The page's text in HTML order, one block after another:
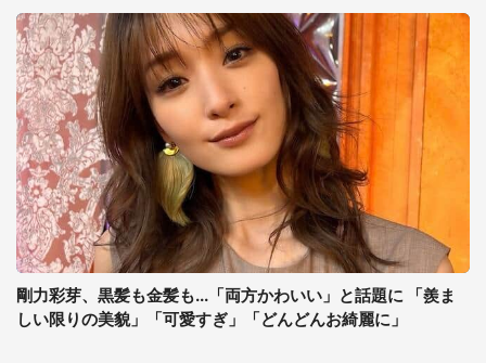
剛力彩芽、黒髪も金髪も...「両方かわいい」と話題に 「羨ま
しい限りの美貌」「可愛すぎ」「どんどんお綺麗に」